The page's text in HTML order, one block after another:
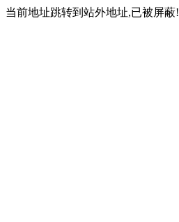
当前地址跳转到站外地址,已被屏蔽!